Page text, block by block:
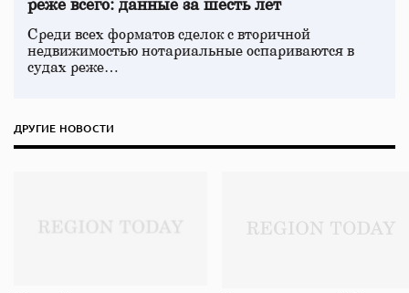
реже всего: данные за шесть лет
Среди всех форматов сделок с вторичной
недвижимостью нотариальные оспариваются в
судах реже…
ДРУГИЕ НОВОСТИ